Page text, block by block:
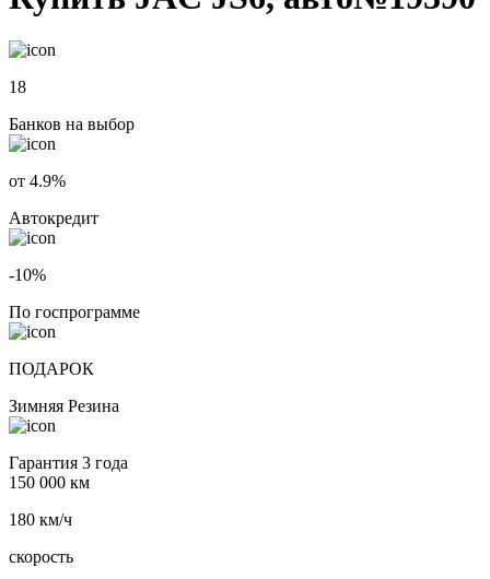
18
Банков на выбор
от 4.9%
Автокредит
-10%
По госпрограмме
ПОДАРОК
Зимняя Резина
Гарантия 3 года
150 000 км
180 км/ч
скорость